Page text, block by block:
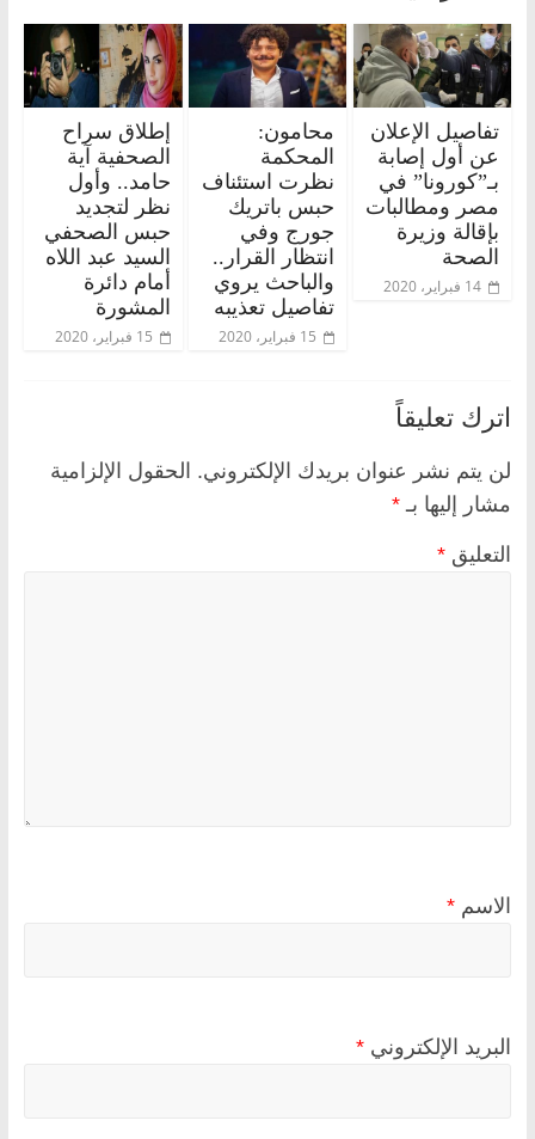
تفاصيل الإعلان
عن أول إصابة
بـ”كورونا” في
مصر ومطالبات
بإقالة وزيرة
الصحة
14 فبراير، 2020
محامون:
المحكمة
نظرت استئناف
حبس باتريك
جورج وفي
انتظار القرار..
والباحث يروي
تفاصيل تعذيبه
15 فبراير، 2020
إطلاق سراح
الصحفية آية
حامد.. وأول
نظر لتجديد
حبس الصحفي
السيد عبد اللاه
أمام دائرة
المشورة
15 فبراير، 2020
اترك تعليقاً
لن يتم نشر عنوان بريدك الإلكتروني. الحقول الإلزامية
مشار إليها بـ *
التعليق *
الاسم *
البريد الإلكتروني *